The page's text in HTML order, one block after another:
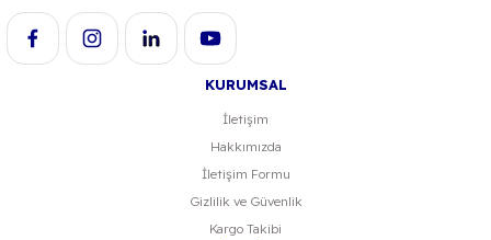
KURUMSAL
İletişim
Hakkımızda
İletişim Formu
Gizlilik ve Güvenlik
Kargo Takibi